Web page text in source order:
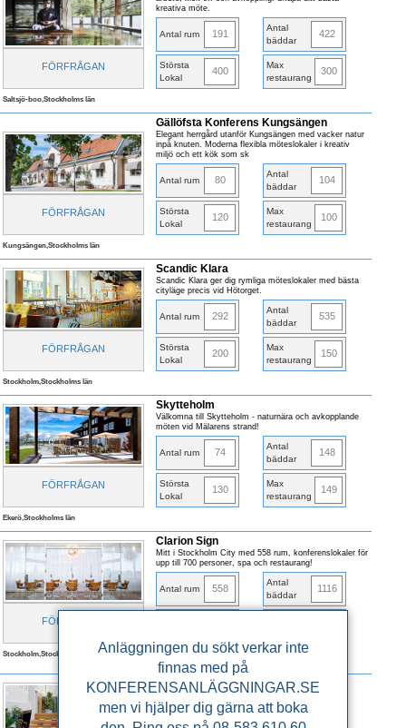
Anläggningen du sökt verkar inte
finnas med på
KONFERENSANLÄGGNINGAR.SE
men vi hjälper dig gärna att boka
FÖRFRÅGAN
kreativa möte.
Antal rum 191
Antal
bäddar
422
Största
Lokal
400
Max
restaurang
300
Saltsjö-boo,Stockholms län
FÖRFRÅGAN
Gällöfsta Konferens Kungsängen
Elegant herrgård utanför Kungsängen med vacker natur
inpå knuten. Moderna flexibla möteslokaler i kreativ
miljö och ett kök som sk
Antal rum 80
Antal
bäddar
104
Största
Lokal
120
Max
restaurang
100
Kungsängen,Stockholms län
FÖRFRÅGAN
Scandic Klara
Scandic Klara ger dig rymliga möteslokaler med bästa
cityläge precis vid Hötorget.
Antal rum 292
Antal
bäddar
535
Största
Lokal
200
Max
restaurang
150
Stockholm,Stockholms län
FÖRFRÅGAN
Skytteholm
Välkomna till Skytteholm - naturnära och avkopplande
möten vid Mälarens strand!
Antal rum 74
Antal
bäddar
148
Största
Lokal
130
Max
restaurang
149
Ekerö,Stockholms län
FÖRFRÅGAN
Clarion Sign
Mitt i Stockholm City med 558 rum, konferenslokaler för
upp till 700 personer, spa och restaurang!
Antal rum 558
Antal
bäddar
1116
Stockholm,Stockholms län Nära Centralen
Alviks Strand Konferens
I lokalerna satsats det på starka färger för ökad
kreativitet och varje rum har fått sin egen färg
Antal